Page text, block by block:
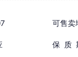
可售卖
保 质